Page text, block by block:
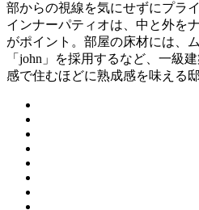
部からの視線を気にせずにプラ
インナーパティオは、中と外を
がポイント。部屋の床材には、
「john」を採用するなど、一級
感で住むほどに熟成感を味える